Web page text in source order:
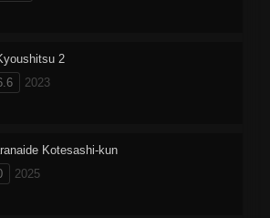
2
2023
Kotesashi-kun
2025